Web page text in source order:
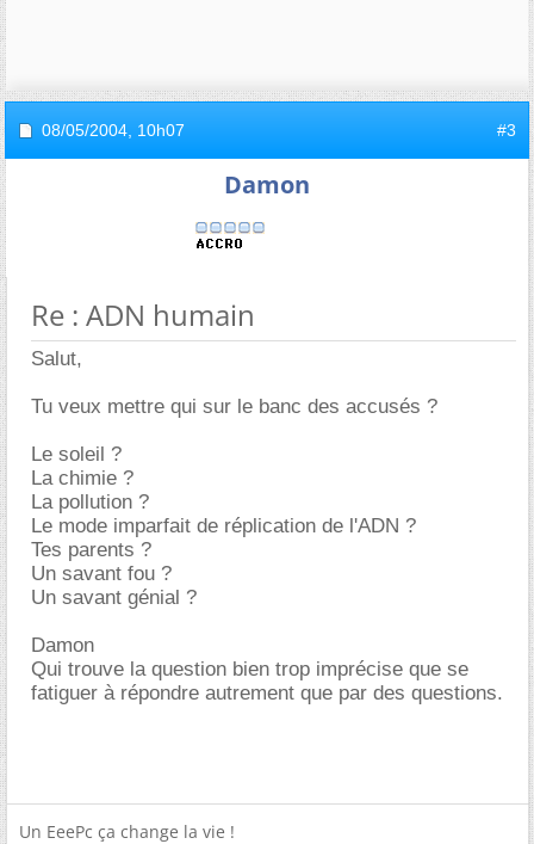
08/05/2004, 10h07 #3
Damon
Re : ADN humain
Salut,
Tu veux mettre qui sur le banc des accusés ?
Le soleil ?
La chimie ?
La pollution ?
Le mode imparfait de réplication de l'ADN ?
Tes parents ?
Un savant fou ?
Un savant génial ?
Damon
Qui trouve la question bien trop imprécise que se
fatiguer à répondre autrement que par des questions.
Un EeePc ça change la vie !